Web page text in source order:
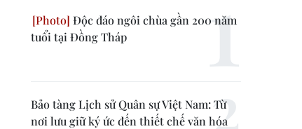
Độc đáo ngôi chùa gần 200 năm
tuổi tại Đồng Tháp
Bảo tàng Lịch sử Quân sự Việt Nam: Từ
nơi lưu giữ ký ức đến thiết chế văn hóa